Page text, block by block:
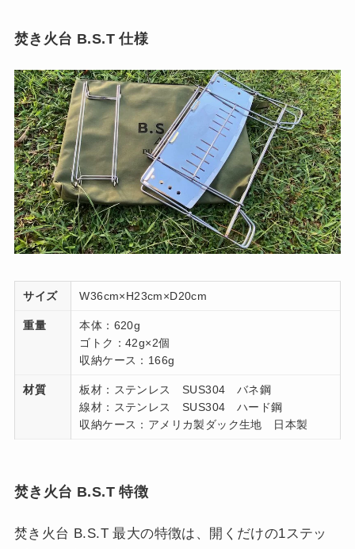
焚き火台 B.S.T 仕様
サイズ W36cm×H23cm×D20cm
重量
本体：620g
ゴトク：42g×2個
収納ケース：166g
材質
板材：ステンレス SUS304 バネ鋼
線材：ステンレス SUS304 ハード鋼
収納ケース：アメリカ製ダック生地 日本製
焚き火台 B.S.T 特徴
焚き火台 B.S.T 最大の特徴は、開くだけの1ステッ